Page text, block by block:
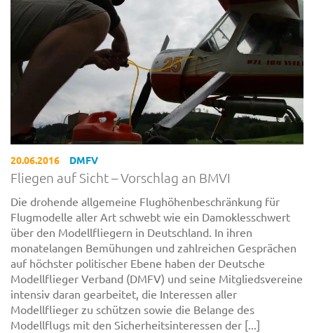
20.06.2016 DMFV
Fliegen auf Sicht – Vorschlag an BMVI
Die drohende allgemeine Flughöhenbeschränkung für
Flugmodelle aller Art schwebt wie ein Damoklesschwert
über den Modellfliegern in Deutschland. In ihren
monatelangen Bemühungen und zahlreichen Gesprächen
auf höchster politischer Ebene haben der Deutsche
Modellflieger Verband (DMFV) und seine Mitgliedsvereine
intensiv daran gearbeitet, die Interessen aller
Modellflieger zu schützen sowie die Belange des
Modellflugs mit den Sicherheitsinteressen der [...]